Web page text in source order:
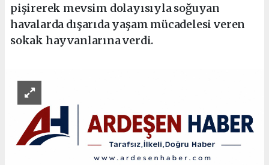
pişirerek mevsim dolayısıyla soğuyan
havalarda dışarıda yaşam mücadelesi veren
sokak hayvanlarına verdi.